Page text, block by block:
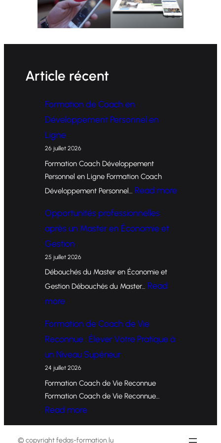
Article récent
Formation de Coach en
Développement Personnel en
Ligne
26 juillet 2026
Formation Coach Développement
Personnel en Ligne Formation Coach
Développement Personnel… Read more:
Opportunités professionnelles
après un Master en Économie et
Gestion
25 juillet 2026
Débouchés du Master en Économie et
Gestion Débouchés du Master… Read
more:
t
u
n
i
Formation de Coach de Vie
Reconnue : Élever Votre Pratique à
un Niveau Supérieur
24 juillet 2026
Formation Coach de Vie Reconnue
Formation Coach de Vie Reconnue…
Read more:
F
o
© copyright fedas-formation.lu